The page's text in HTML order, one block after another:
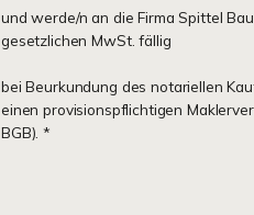
und werde/n an die Firma Spittel
gesetzlichen MwSt. fällig
bei Beurkundung des notariellen
einen provisionspflichtigen
BGB). *